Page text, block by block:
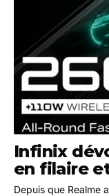
Infinix
en filaire
Depuis que Realme